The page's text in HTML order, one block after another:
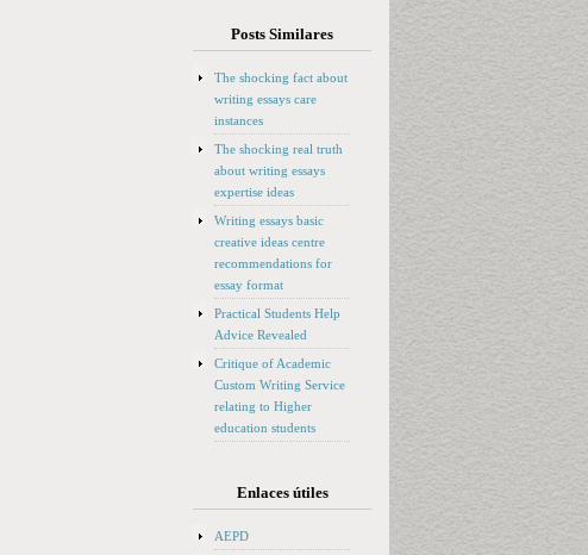
Posts Similares
The shocking fact about
writing essays care
instances
The shocking real truth
about writing essays
expertise ideas
Writing essays basic
creative ideas centre
recommendations for
essay format
Practical Students Help
Advice Revealed
Critique of Academic
Custom Writing Service
relating to Higher
education students
Enlaces útiles
AEPD